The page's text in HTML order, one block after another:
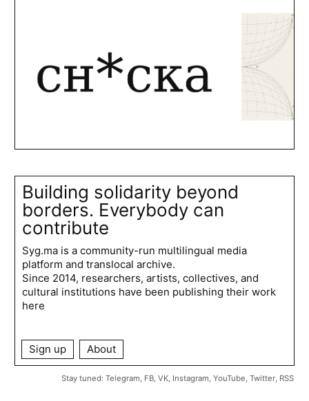
Building solidarity beyond
borders. Everybody can
contribute
Syg.ma is a community-run multilingual media
platform and translocal archive.
Since 2014, researchers, artists, collectives, and
cultural institutions have been publishing their work
here
Sign up About
Stay tuned: Telegram FB, VK, Instagram YouTube Twitter, RSS